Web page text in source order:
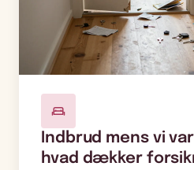
Indbrud mens vi
hvad dækker